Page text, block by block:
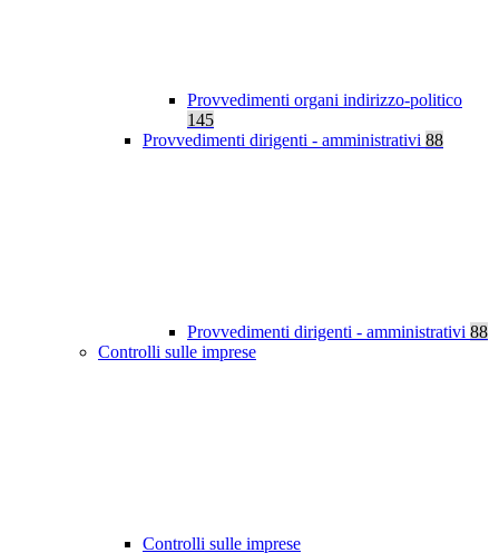
Provvedimenti organi indirizzo-politico
145
Provvedimenti dirigenti - amministrativi 88
Provvedimenti dirigenti - amministrativi 88
Controlli sulle imprese
Controlli sulle imprese